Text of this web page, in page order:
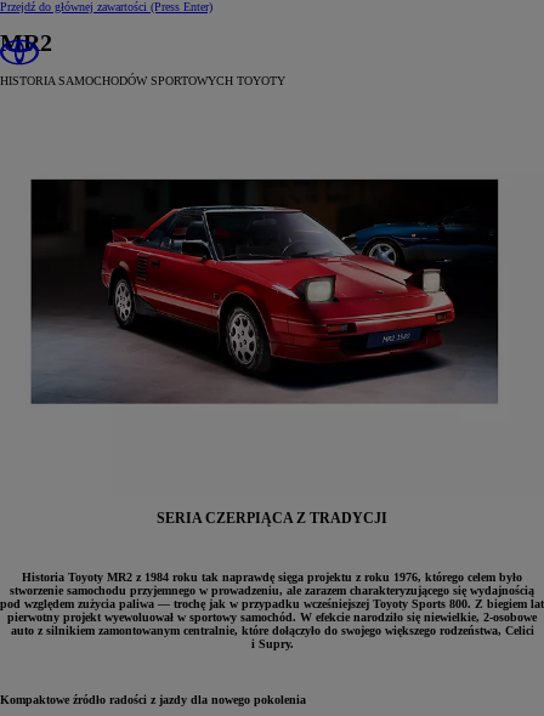
Przejdź do głównej zawartości (Press Enter)
MR2
HISTORIA SAMOCHODÓW SPORTOWYCH TOYOTY
SERIA CZERPIĄCA Z TRADYCJI
Historia Toyoty MR2 z 1984 roku tak naprawdę sięga projektu z roku 1976, którego celem było
stworzenie samochodu przyjemnego w prowadzeniu, ale zarazem charakteryzującego się wydajnością
pod względem zużycia paliwa — trochę jak w przypadku wcześniejszej Toyoty Sports 800. Z biegiem lat
pierwotny projekt wyewoluował w sportowy samochód. W efekcie narodziło się niewielkie, 2-osobowe
auto z silnikiem zamontowanym centralnie, które dołączyło do swojego większego rodzeństwa, Celici
i Supry.
Kompaktowe źródło radości z jazdy dla nowego pokolenia